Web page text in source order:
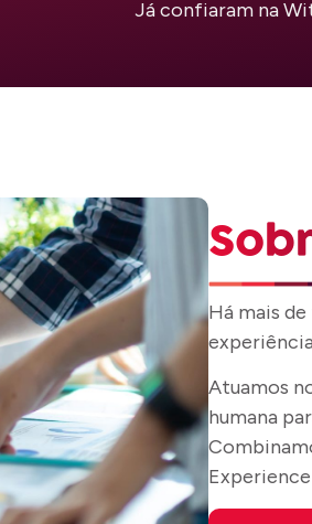
Já confiaram na
Há mais
Atuamos
humana